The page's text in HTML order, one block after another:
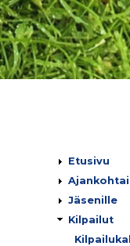
Etusivu
Jäsenille
Kilpailut